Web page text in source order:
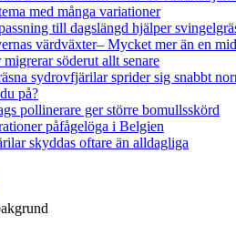
med många variationer
till dagslängd hjälper
värdväxter– Mycket mer än en
söderut allt senare
sydrovfjärilar sprider sig snabbt
på?
pollinerare ger större bomullsskörd
påfågelöga i Belgien
skyddas oftare än alldagliga